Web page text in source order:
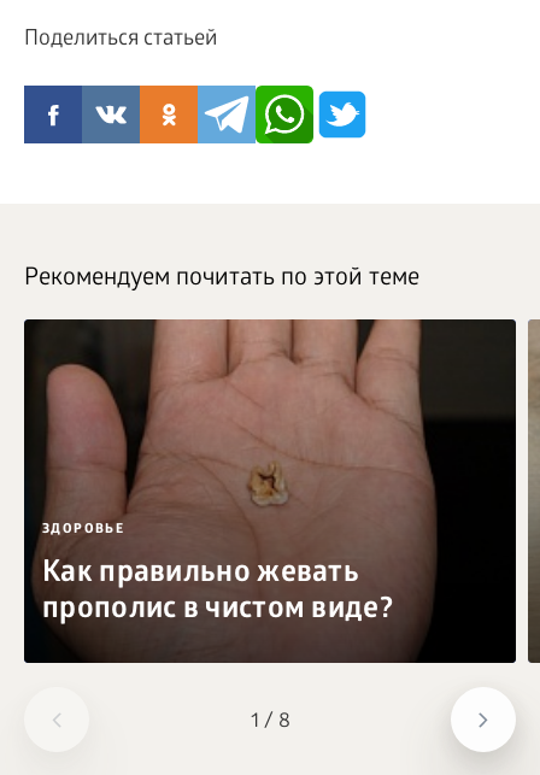
Поделиться статьей
1 / 8
Рекомендуем почитать по этой теме
ЗДОРОВЬЕ
Как правильно жевать
прополис в чистом виде?